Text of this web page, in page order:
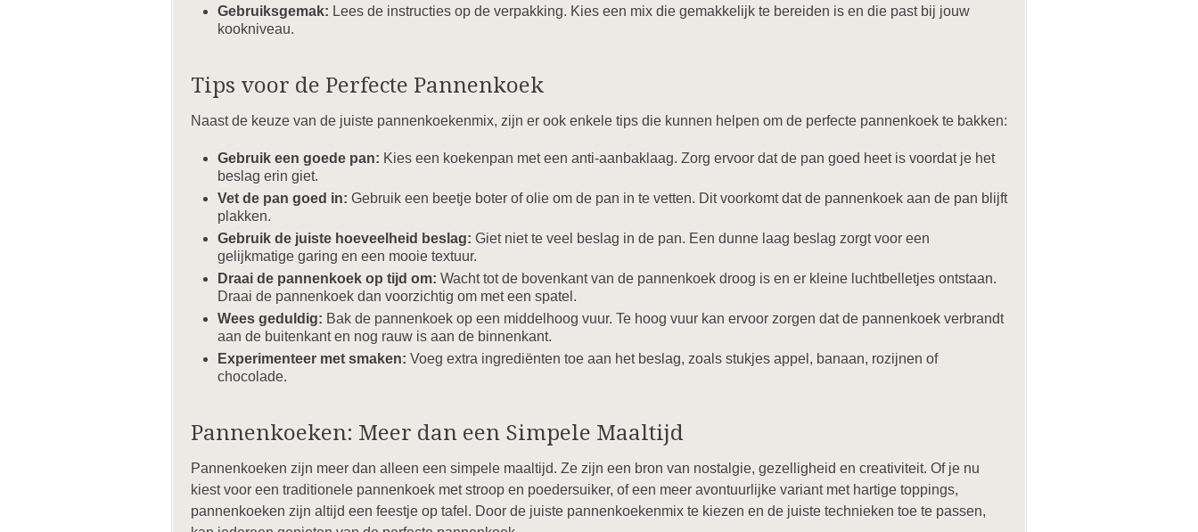
Gebruiksgemak: Lees de instructies op de verpakking. Kies een mix die gemakkelijk te bereiden is en die past bij jouw
kookniveau.
Tips voor de Perfecte Pannenkoek
Naast de keuze van de juiste pannenkoekenmix, zijn er ook enkele tips die kunnen helpen om de perfecte pannenkoek te bakken:
Gebruik een goede pan: Kies een koekenpan met een anti-aanbaklaag. Zorg ervoor dat de pan goed heet is voordat je het
beslag erin giet.
Vet de pan goed in: Gebruik een beetje boter of olie om de pan in te vetten. Dit voorkomt dat de pannenkoek aan de pan blijft
plakken.
Gebruik de juiste hoeveelheid beslag: Giet niet te veel beslag in de pan. Een dunne laag beslag zorgt voor een
gelijkmatige garing en een mooie textuur.
Draai de pannenkoek op tijd om: Wacht tot de bovenkant van de pannenkoek droog is en er kleine luchtbelletjes ontstaan.
Draai de pannenkoek dan voorzichtig om met een spatel.
Wees geduldig: Bak de pannenkoek op een middelhoog vuur. Te hoog vuur kan ervoor zorgen dat de pannenkoek verbrandt
aan de buitenkant en nog rauw is aan de binnenkant.
Experimenteer met smaken: Voeg extra ingrediënten toe aan het beslag, zoals stukjes appel, banaan, rozijnen of
chocolade.
Pannenkoeken: Meer dan een Simpele Maaltijd
Pannenkoeken zijn meer dan alleen een simpele maaltijd. Ze zijn een bron van nostalgie, gezelligheid en creativiteit. Of je nu
kiest voor een traditionele pannenkoek met stroop en poedersuiker, of een meer avontuurlijke variant met hartige toppings,
pannenkoeken zijn altijd een feestje op tafel. Door de juiste pannenkoekenmix te kiezen en de juiste technieken toe te passen,